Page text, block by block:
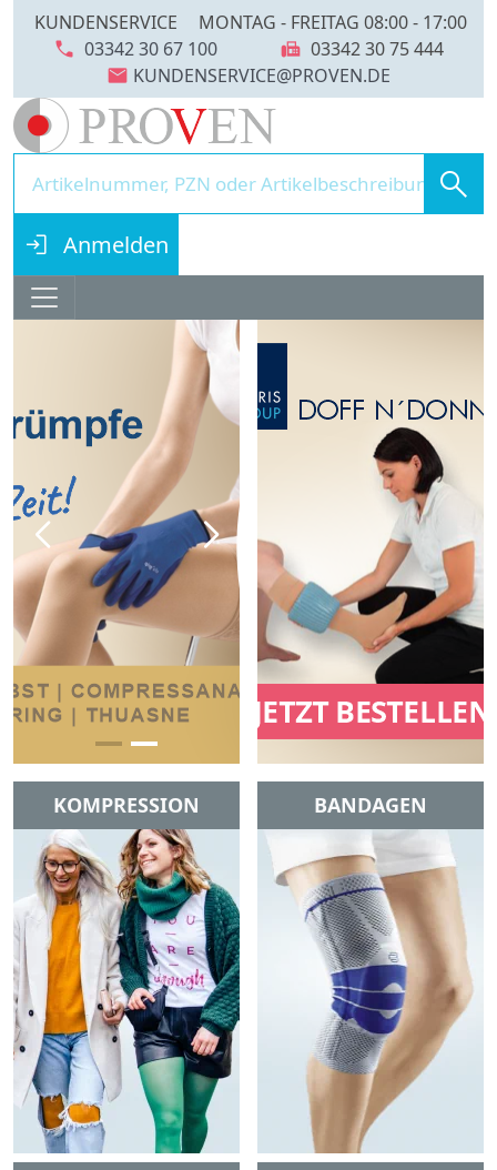
KUNDENSERVICE MONTAG - FREITAG 08:00 - 17:00
call 03342 30 67 100 fax 03342 30 75 444
mail
search
login Anmelden
KOMPRESSION BANDAGEN